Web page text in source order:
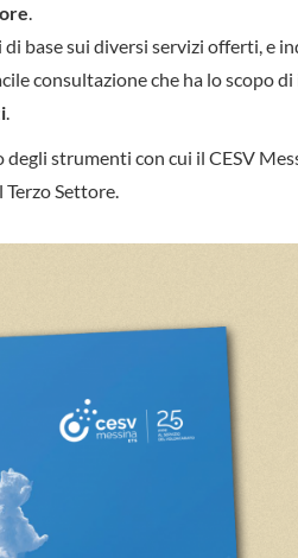
.
base sui diversi servizi offerti, e
consultazione che ha lo scopo
.
degli strumenti con cui il CESV
Terzo Settore.